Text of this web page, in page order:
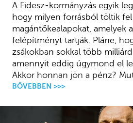
A Fidesz-kormányzás egyik
hogy milyen forrásból töltik fel
magántőkealapokat, amelyek
felépítményt tartják. Pláne,
zsákokban sokkal több
amennyit eddig úgymond el
Akkor honnan jön a pénz?
BŐVEBBEN >>>